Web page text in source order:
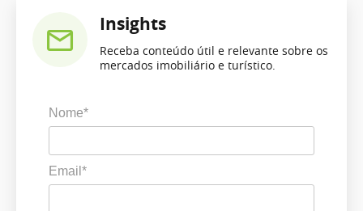
Insights
Receba conteúdo útil e relevante sobre os
mercados imobiliário e turístico.
Nome*
Email*